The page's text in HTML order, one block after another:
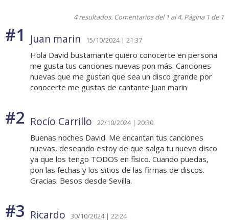
4 resultados. Comentarios del 1 al 4. Página 1 de 1
#1 Juan marin 15/10/2024 | 21:37
Hola David bustamante quiero conocerte en persona
me gusta tus canciones nuevas pon más. Canciones
nuevas que me gustan que sea un disco grande por
conocerte me gustas de cantante Juan marin
#2 Rocío Carrillo 22/10/2024 | 20:30
Buenas noches David. Me encantan tus canciones
nuevas, deseando estoy de que salga tu nuevo disco
ya que los tengo TODOS en físico. Cuando puedas,
pon las fechas y los sitios de las firmas de discos.
Gracias. Besos desde Sevilla.
#3 Ricardo 30/10/2024 | 22:24